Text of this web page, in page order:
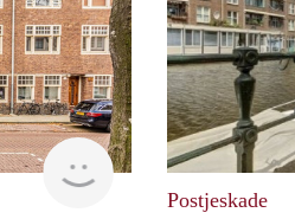
Zaanstad
Postjeskade